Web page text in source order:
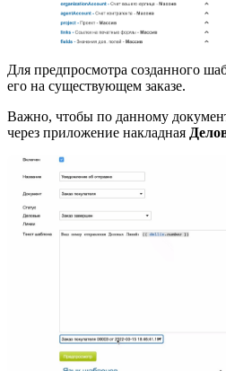
Для предпросмотра созданного
его на существующем заказе.
Важно, чтобы по данному
через приложение накладная